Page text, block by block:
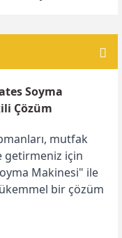
Soyma
Çözüm
mutfak
getirmeniz için
Makinesi" ile
bir çözüm